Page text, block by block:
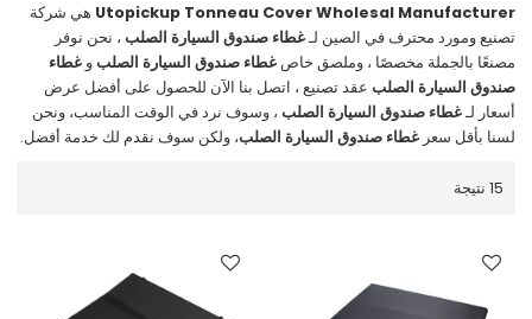
Utopickup Tonneau Cover Wholesal Manufacturer هي شركة
تصنيع ومورد محترف في الصين لـغطاء صندوق السيارة الصلب ، نحن نوفر
مصنعًا بالجملة مخصصًا ، وملصق خاصغطاء صندوق السيارة الصلبوغطاء
صندوق السيارة الصلب عقد تصنيع ، اتصل بنا الآن للحصول على أفضل عرض
أسعار لـغطاء صندوق السيارة الصلب ، وسوف نرد في الوقت المناسب، ونحن
لسنا بأقل سعرغطاء صندوق السيارة الصلب، ولكن سوف نقدم لك خدمة أفضل.
15 نتيجة